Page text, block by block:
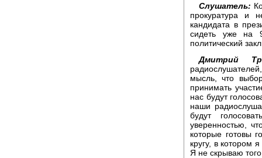
Слушатель:
прокуратура и
кандидата в
сидеть уже на
политический
Дмитрий
мысль, что
принимать
нас будут
наши
будут
уверенностью,
которые готовы
кругу, в котором
Я не скрываю